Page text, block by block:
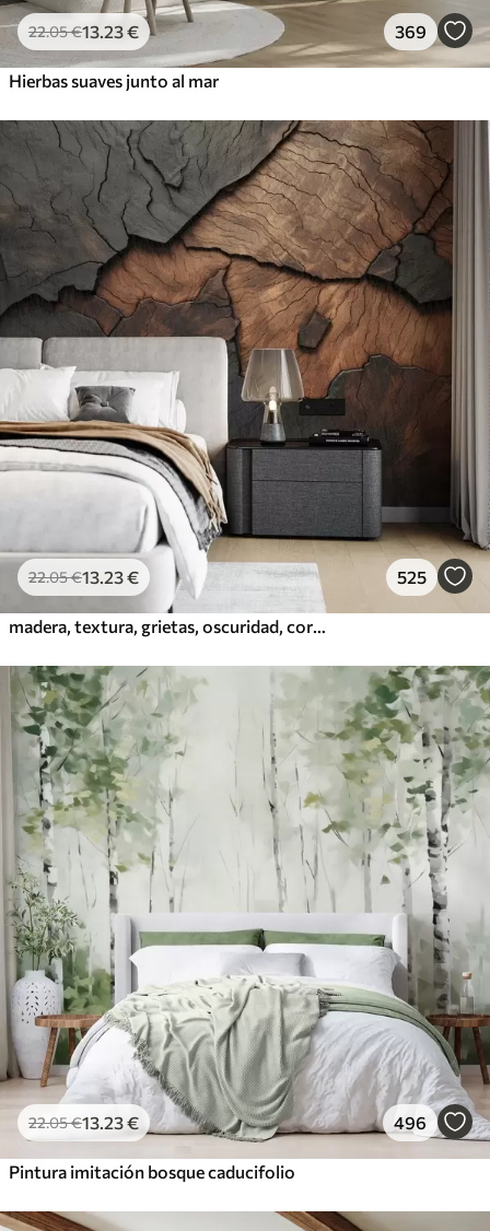
22.05€13 .23€ 369
Hierbas suaves junto al mar
22.05€13 .23€ 525
22.05€13 .23€ 496
Pintura imitación bosque caducifolio